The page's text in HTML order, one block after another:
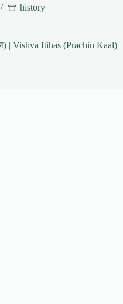
history
| Vishva Itihas (Prachin Kaal)